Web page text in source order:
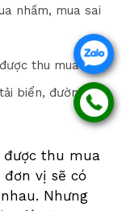
nhầm, mua sai
thu mua lẻ
biển, đường
được thu mua
vị sẽ có
Nhưng